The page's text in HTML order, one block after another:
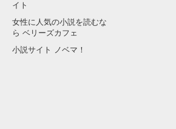
イト
女性に人気の小説を読むな
ら ベリーズカフェ
小説サイト ノベマ！